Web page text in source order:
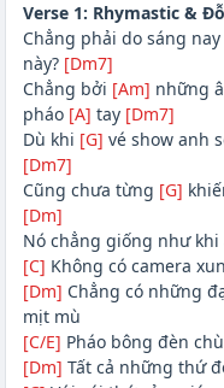
Verse 1: Rhymastic& Đỗ
Chẳng phải do sáng
này? [Dm7]
Chẳng bởi [Am] những
pháo [A] tay [Dm7]
Dù khi [G] vé show anh
[Dm7]
Cũng chưa từng [G]
[Dm]
Nó chẳng giống như khi
[C] Không có camera
[Dm] Chẳng có những
mịt mù
[C/E] Pháo bông đèn
[Dm] Tất cả những thứ